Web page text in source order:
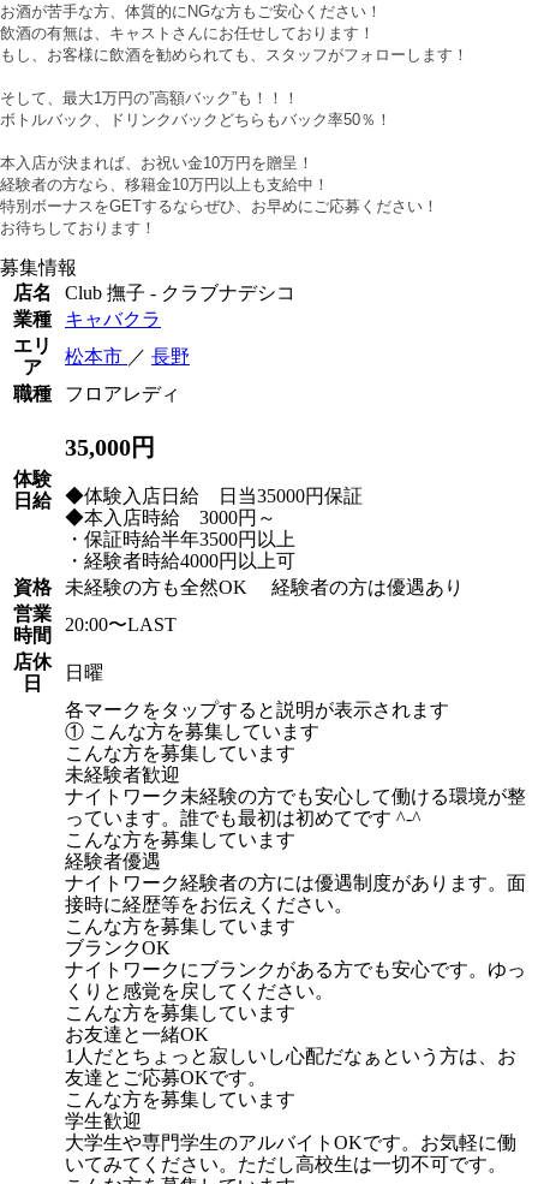
お酒が苦手な方、体質的にNGな方もご安心ください！
飲酒の有無は、キャストさんにお任せしております！
もし、お客様に飲酒を勧められても、スタッフがフォローします！
そして、最大1万円の”高額バック”も！！！
ボトルバック、ドリンクバックどちらもバック率50％！
本入店が決まれば、お祝い金10万円を贈呈！
経験者の方なら、移籍金10万円以上も支給中！
特別ボーナスをGETするならぜひ、お早めにご応募ください！
お待ちしております！
募集情報
店名
Club 撫子 - クラブナデシコ
業種
キャバクラ
エリ
ア
松本市 ／ 長野
職種
フロアレディ
体験
日給
35,000円
◆体験入店日給 日当35000円保証
◆本入店時給 3000円～
・保証時給半年3500円以上
・経験者時給4000円以上可
資格
未経験の方も全然OK 経験者の方は優遇あり
営業
時間
20:00〜LAST
店休
日
日曜
各マークをタップすると説明が表示されます
① こんな方を募集しています
こんな方を募集しています
未経験者歓迎
ナイトワーク未経験の方でも安心して働ける環境が整
っています。誰でも最初は初めてです ^-^
こんな方を募集しています
経験者優遇
ナイトワーク経験者の方には優遇制度があります。面
接時に経歴等をお伝えください。
こんな方を募集しています
ブランクOK
ナイトワークにブランクがある方でも安心です。ゆっ
くりと感覚を戻してください。
こんな方を募集しています
お友達と一緒OK
1人だとちょっと寂しいし心配だなぁという方は、お
友達とご応募OKです。
こんな方を募集しています
学生歓迎
大学生や専門学生のアルバイトOKです。お気軽に働
いてみてください。ただし高校生は一切不可です。